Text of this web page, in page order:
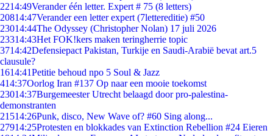
2214:49Verander één letter. Expert # 75 (8 letters)
20814:47Verander een letter expert (7lettereditie) #50
23014:44The Odyssey (Christopher Nolan) 17 juli 2026
23314:43Het FOK!kers maken teringherrie topic
3714:42Defensiepact Pakistan, Turkije en Saudi-Arabië bevat art.5
clausule?
1614:41Petitie behoud npo 5 Soul & Jazz
414:37Oorlog Iran #137 Op naar een mooie toekomst
23014:37Burgemeester Utrecht belaagd door pro-palestina-
demonstranten
21514:26Punk, disco, New Wave of? #60 Sing along...
27914:25Protesten en blokkades van Extinction Rebellion #24 Eieren